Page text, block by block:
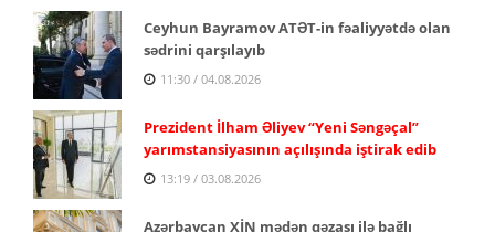
Ceyhun Bayramov ATƏT-in fəaliyyətdə olan
sədrini qarşılayıb
11:30 / 04.08.2026
Prezident İlham Əliyev “Yeni Səngəçal”
yarımstansiyasının açılışında iştirak edib
13:19 / 03.08.2026
Azərbaycan XİN mədən qəzası ilə bağlı